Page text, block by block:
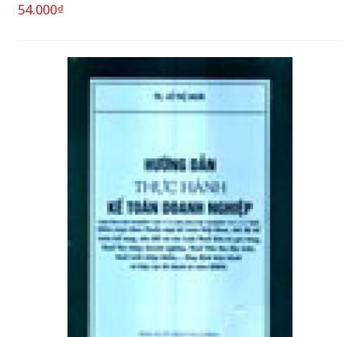
54.000₫